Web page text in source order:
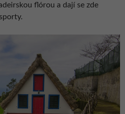
flórou a dají se zde